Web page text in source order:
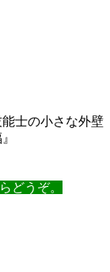
士の小さな外壁
どうぞ。